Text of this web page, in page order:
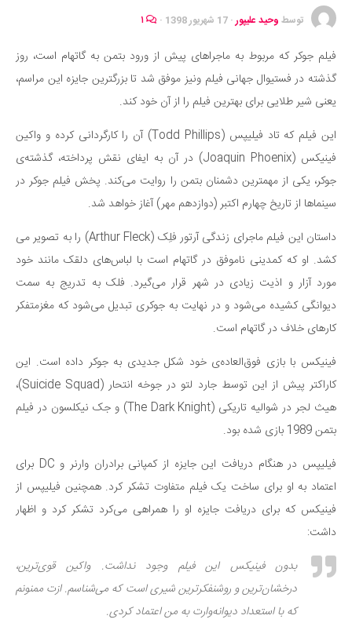
موفقیت و مهارت‌های فردی
تغذیه سالم
بهداشت
کودک و مادر
ورزش و تندرستی
روانشناسی
مراکز پزشکی و دارویی
فرهنگ و هنر
سینما و تئاتر
تلویزیون
موسیقی
چهره‌ها
عکاسی و هنرهای تجسمی
کتاب و کتاب‌خوانی
تاریخ
معماری
علمی
فناوری‌ها
زمین و محیط زیست
خودرو
توسط وحید علیپور· 17 شهریور 1398 ·
فیلم جوکر که مربوط به ماجراهای پیش از ورود بتمن به گاتهام است، روز
گذشته در فستیوال جهانی فیلم ونیز موفق شد تا بزرگترین جایزه این مراسم،
یعنی شیر طلایی برای بهترین فیلم را از آن خود کند.
این فیلم که تاد فیلیپس (Todd Phillips) آن را کارگردانی کرده و واکین
فینیکس (Joaquin Phoenix) در آن به ایفای نقش پرداخته، گذشته‌ی
جوکر، یکی از مهمترین دشمنان بتمن را روایت می‌کند. پخش فیلم جوکر در
سینماها از تاریخ چهارم اکتبر (دوازدهم مهر) آغاز خواهد شد.
داستان این فیلم ماجرای زندگی آرتور فلِک (Arthur Fleck) را به تصویر می
کشد. او که کمدینی ناموفق در گاتهام است با لباس‌های دلقک مانند خود
مورد آزار و اذیت زیادی در شهر قرار می‌گیرد. فلک به تدریج به سمت
دیوانگی کشیده می‌شود و در نهایت به جوکری تبدیل می‌شود که مغزمتفکر
کارهای خلاف در گاتهام است.
فینیکس با بازی فوق‌العاده‌ی خود شکل جدیدی به جوکر داده است. این
کاراکتر پیش از این توسط جارد لتو در جوخه انتحار (Suicide Squad)،
هیث لجر در شوالیه تاریکی (The Dark Knight) و جک نیکلسون در فیلم
بتمن 1989 بازی شده بود.
فیلیپس در هنگام دریافت این جایزه از کمپانی برادران وارنر و DC برای
اعتماد به او برای ساخت یک فیلم متفاوت تشکر کرد. همچنین فیلیپس از
فینیکس که برای دریافت جایزه او را همراهی می‌کرد تشکر کرد و اظهار
داشت:
بدون فینیکس این فیلم وجود نداشت. واکین قوی‌ترین،
درخشان‌ترین و روشنفکرترین شیری است که می‌شناسم. ازت ممنونم
که با استعداد دیوانه‌وارت به من اعتماد کردی.